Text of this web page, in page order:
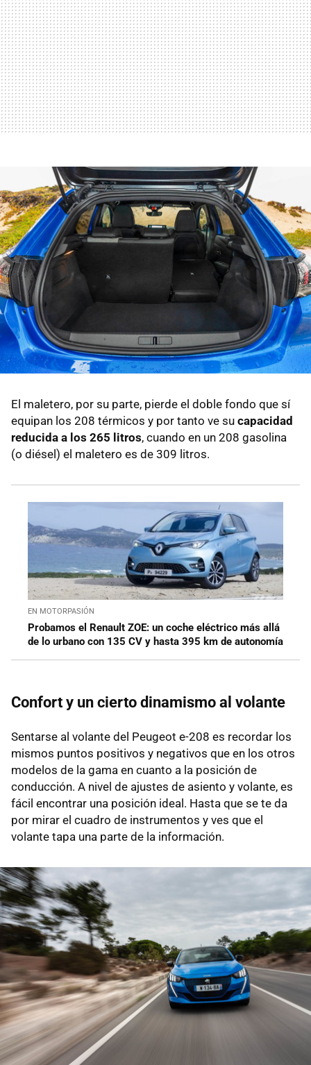
El maletero, por su parte, pierde el doble fondo que sí
equipan los 208 térmicos y por tanto ve su capacidad
reducida a los 265 litros, cuando en un 208 gasolina
(o diésel) el maletero es de 309 litros.
EN MOTORPASIÓN
Probamos el Renault ZOE: un coche eléctrico más allá
de lo urbano con 135 CV y hasta 395 km de autonomía
Confort y un cierto dinamismo al volante
Sentarse al volante del Peugeot e-208 es recordar los
mismos puntos positivos y negativos que en los otros
modelos de la gama en cuanto a la posición de
conducción. A nivel de ajustes de asiento y volante, es
fácil encontrar una posición ideal. Hasta que se te da
por mirar el cuadro de instrumentos y ves que el
volante tapa una parte de la información.